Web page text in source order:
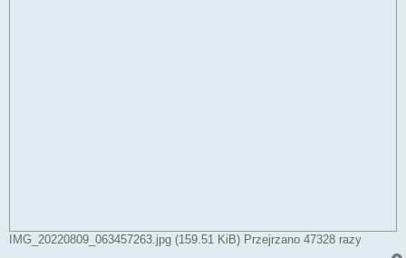
IMG_20220809_063457263.jpg (159.51 KiB) Przejrzano 47328 razy